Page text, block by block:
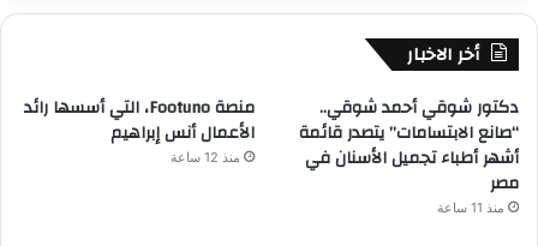
أخر الاخبار
دكتور شوقي أحمد شوقي..
“صانع الابتسامات” يتصدر قائمة
أشهر أطباء تجميل الأسنان في
مصر
منذ 11 ساعة
منصة Footuno، التي أسسها رائد
الأعمال أنس إبراهيم
منذ 12 ساعة